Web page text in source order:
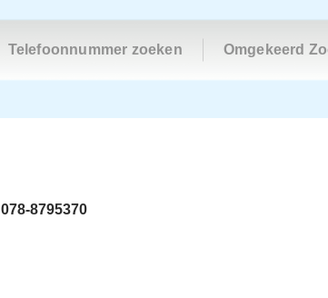
Telefoonnummer zoeken Omgekeerd
078-8795370